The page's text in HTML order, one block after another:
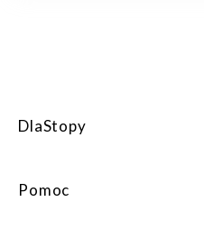
DlaStopy
Pomoc